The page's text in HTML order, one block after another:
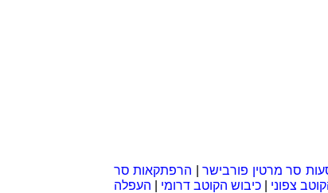
ואסקו דה גמה חצה מיצרים בדרום-אמריקה
סר מרטין פורבישר| הרפתקאות סר
צפוני כיבוש הקוטב דרומי
העפלה